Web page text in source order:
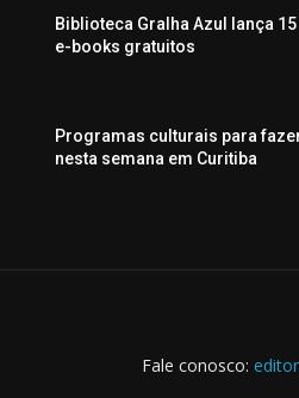
Biblioteca Gralha Azul lança 15
e-books gratuitos
Programas culturais para
nesta semana em Curitiba
Fale conosco: